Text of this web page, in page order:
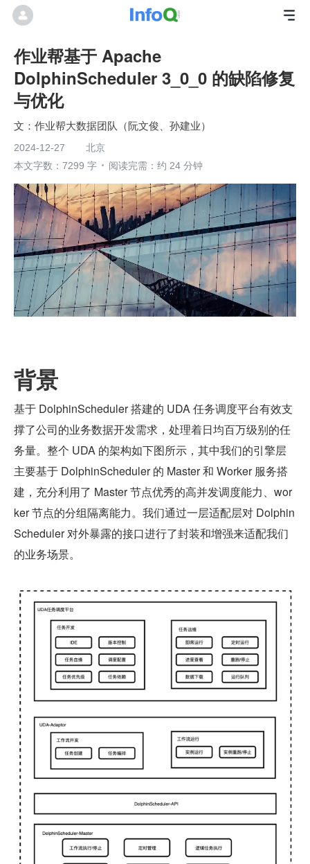
作业帮基于 Apache
DolphinScheduler 3_0_0 的缺陷修复
与优化
文：作业帮大数据团队（阮文俊、孙建业）
2024-12-27
北京
本文字数：7299 字
阅读完需：约 24 分钟
背景
基于 DolphinScheduler 搭建的 UDA 任务调度平台有效支
撑了公司的业务数据开发需求，处理着日均百万级别的任
务量。整个 UDA 的架构如下图所示，其中我们的引擎层
主要基于 DolphinScheduler 的 Master 和 Worker 服务搭
建，充分利用了 Master 节点优秀的高并发调度能力、wor
ker 节点的分组隔离能力。我们通过一层适配层对 Dolphin
Scheduler 对外暴露的接口进行了封装和增强来适配我们
的业务场景。